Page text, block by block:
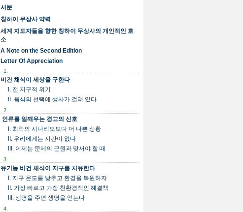
서문
칭하이 무상사 약력
세계 지도자들을 향한 칭하이 무상사의 개인적인 호
소
A Note on the Second Edition
Letter Of Appreciation
1.
비건 채식이 세상을 구한다
I. 전 지구적 위기
II. 음식의 선택에 생사가 걸려 있다
2.
인류를 일깨우는 경고의 신호
I. 최악의 시나리오보다 더 나쁜 상황
II. 우리에게는 시간이 없다
III. 이제는 문제의 근원과 맞서야 할 때
3.
유기농 비건 채식이 지구를 치유한다
I. 지구 온도를 낮추고 환경을 복원하자
II. 가장 빠르고 가장 친환경적인 해결책
III. 생명을 주면 생명을 얻는다
4.